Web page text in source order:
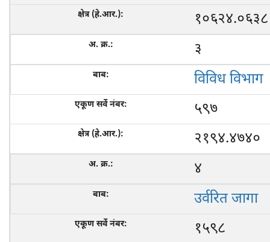
१०६२४.०६३८
३
विविध विभाग
५९७
२१९४.४७४०
४
उर्वरित जागा
१५९८